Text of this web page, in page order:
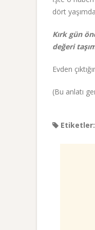
dört
Kırk gün
değeri
Evden
(Bu anlatı
Etiketler: